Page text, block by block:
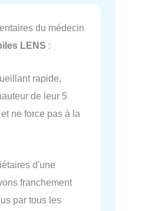
du médecin
LENS :
rapide,
de leur 5
ne force pas à la
d'une
franchement
par tous les